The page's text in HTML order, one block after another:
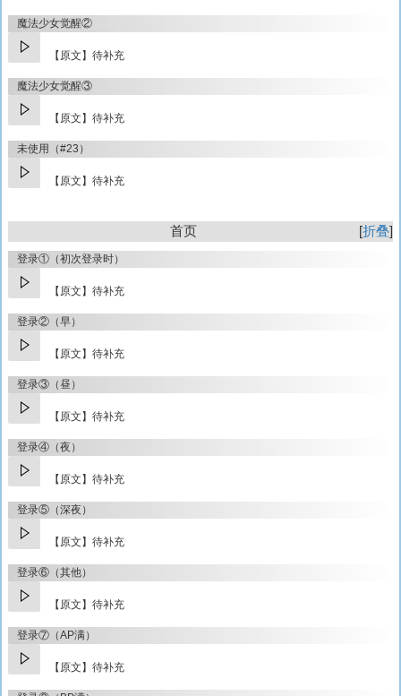
魔法少女觉醒②
【原文】待补充
魔法少女觉醒③
【原文】待补充
未使用（#23）
【原文】待补充
折叠
首页
登录①（初次登录时）
【原文】待补充
登录②（早）
【原文】待补充
登录③（昼）
【原文】待补充
登录④（夜）
【原文】待补充
登录⑤（深夜）
【原文】待补充
登录⑥（其他）
【原文】待补充
登录⑦（AP满）
【原文】待补充